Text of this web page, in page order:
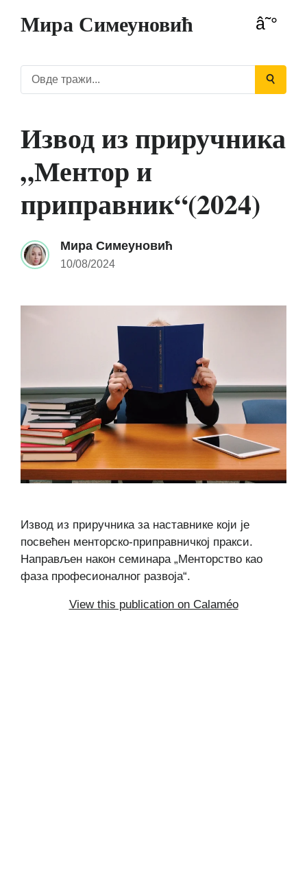
Мира Симеуновић
Извод из приручника
„Ментор и
приправник“(2024)
Мира Симеуновић
10/08/2024
Извод из приручника за наставнике који је
посвећен менторско-приправничкој пракси.
Направљен након семинара „Менторство као
фаза професионалног развоја“.
View this publication on Calaméo